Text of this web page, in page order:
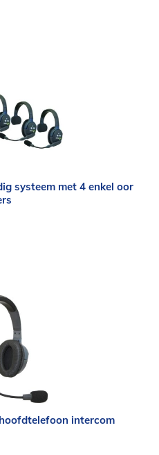
systeem met 4 enkel oor
intercom